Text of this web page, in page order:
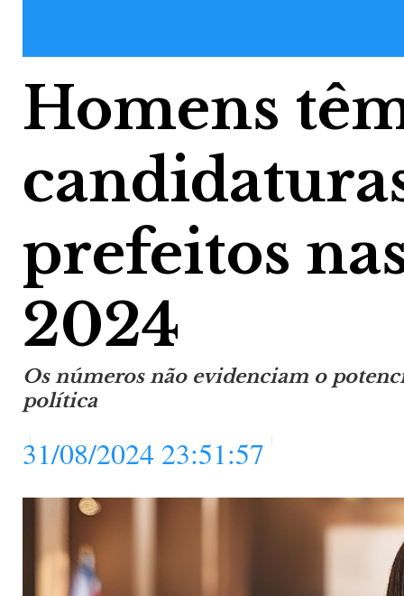
Homens
prefeitos
2024
Os números não evidenciam o
política
31/08/2024 23:51:57